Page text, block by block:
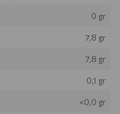
0 gr
7,8 gr
7,8 gr
0,1 gr
<0,0 gr